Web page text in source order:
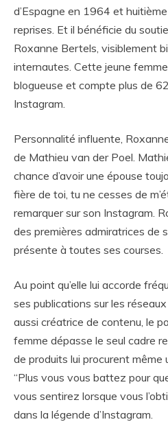
d’Espagne en 1964 et
reprises. Et il bénéficie du
Roxanne Bertels, visiblement
internautes. Cette jeune
blogueuse et compte plus de
Instagram.
Personnalité influente,
de Mathieu van der Poel.
chance d’avoir une épouse
fière de toi, tu ne cesses de
remarquer sur son Instagram.
des premières admiratrices de
présente à toutes ses courses.
Au point qu’elle lui accorde
ses publications sur les
aussi créatrice de contenu, le
femme dépasse le seul cadre
de produits lui procurent même
“Plus vous vous battez pour
vous sentirez lorsque vous
dans la légende d’Instagram.